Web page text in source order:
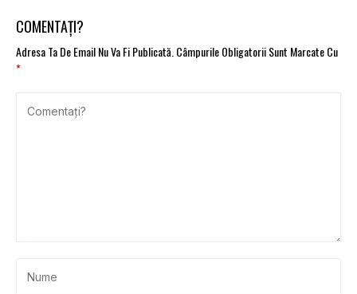
COMENTAȚI?
Adresa Ta De Email Nu Va Fi Publicată.Câmpurile Obligatorii Sunt Marcate Cu
*